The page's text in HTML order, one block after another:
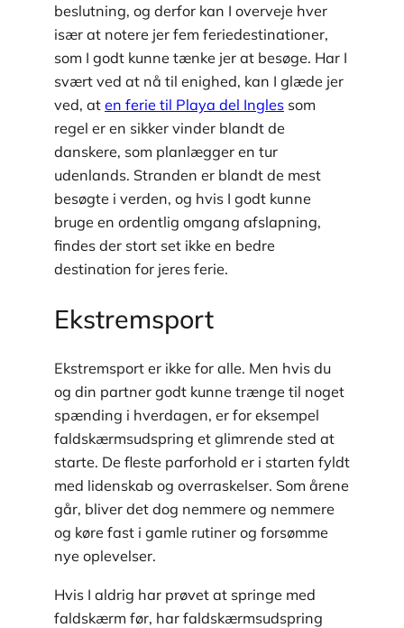
beslutning, og derfor kan I overveje hver
især at notere jer fem feriedestinationer,
som I godt kunne tænke jer at besøge. Har I
svært ved at nå til enighed, kan I glæde jer
ved, at en ferie til Playa del Ingles som
regel er en sikker vinder blandt de
danskere, som planlægger en tur
udenlands. Stranden er blandt de mest
besøgte i verden, og hvis I godt kunne
bruge en ordentlig omgang afslapning,
findes der stort set ikke en bedre
destination for jeres ferie.
Ekstremsport
Ekstremsport er ikke for alle. Men hvis du
og din partner godt kunne trænge til noget
spænding i hverdagen, er for eksempel
faldskærmsudspring et glimrende sted at
starte. De fleste parforhold er i starten fyldt
med lidenskab og overraskelser. Som årene
går, bliver det dog nemmere og nemmere
og køre fast i gamle rutiner og forsømme
nye oplevelser.
Hvis I aldrig har prøvet at springe med
faldskærm før, har faldskærmsudspring